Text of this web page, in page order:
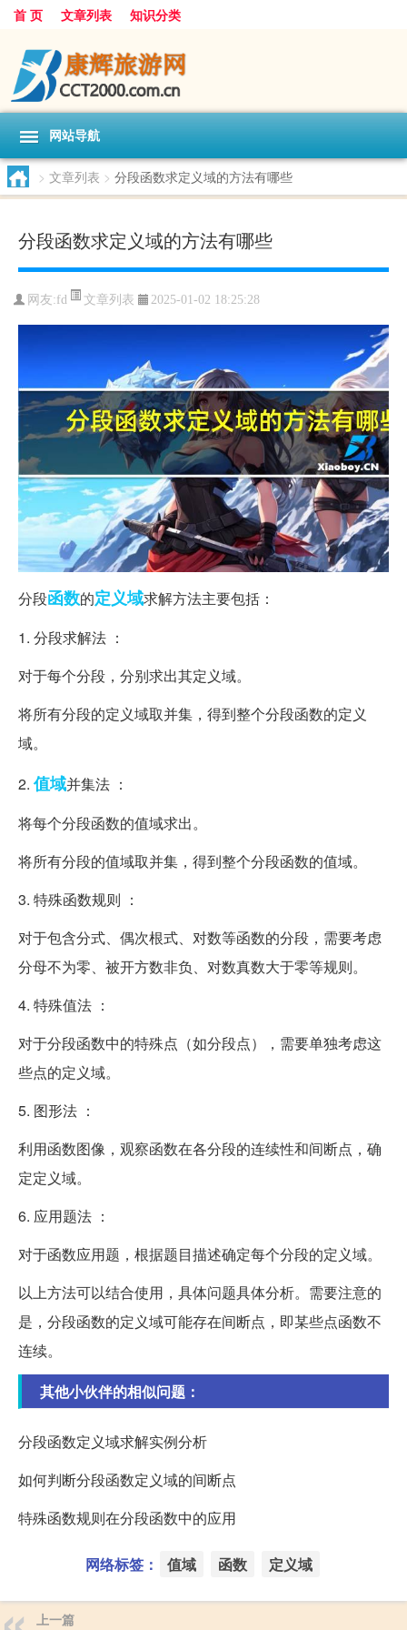
首 页 文章列表 知识分类
网站导航
> 文章列表 > 分段函数求定义域的方法有哪些
分段函数求定义域的方法有哪些
网友:fd 文章列表 2025-01-02 18:25:28
分段函数的定义域求解方法主要包括：
1. 分段求解法 ：
对于每个分段，分别求出其定义域。
将所有分段的定义域取并集，得到整个分段函数的定义
域。
2. 值域并集法 ：
将每个分段函数的值域求出。
将所有分段的值域取并集，得到整个分段函数的值域。
3. 特殊函数规则 ：
对于包含分式、偶次根式、对数等函数的分段，需要考虑
分母不为零、被开方数非负、对数真数大于零等规则。
4. 特殊值法 ：
对于分段函数中的特殊点（如分段点），需要单独考虑这
些点的定义域。
5. 图形法 ：
利用函数图像，观察函数在各分段的连续性和间断点，确
定定义域。
6. 应用题法 ：
对于函数应用题，根据题目描述确定每个分段的定义域。
以上方法可以结合使用，具体问题具体分析。需要注意的
是，分段函数的定义域可能存在间断点，即某些点函数不
连续。
其他小伙伴的相似问题：
分段函数定义域求解实例分析
如何判断分段函数定义域的间断点
特殊函数规则在分段函数中的应用
网络标签： 值域 函数 定义域
上一篇